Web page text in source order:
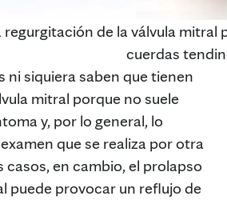
regurgitación de la válvula
cuerdas
ni siquiera saben que tienen
mitral porque no suele
y, por lo general, lo
que se realiza por otra
casos, en cambio, el prolapso
puede provocar un reflujo de